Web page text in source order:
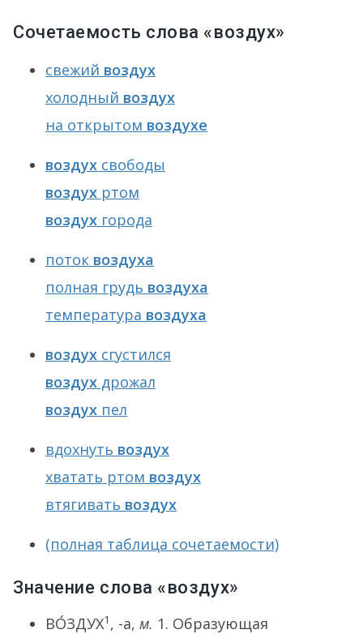
Сочетаемость слова «воздух»
свежий воздух
холодный воздух
на открытом воздухе
воздух свободы
воздух ртом
воздух города
поток воздуха
полная грудь воздуха
температура воздуха
воздух сгустился
воздух дрожал
воздух пел
вдохнуть воздух
хватать ртом воздух
втягивать воздух
(полная таблица сочетаемости)
Значение слова «воздух»
ВО́ЗДУХ1 , -а, м. 1. Образующая